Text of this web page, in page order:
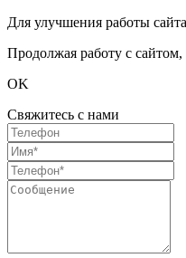
Для улучшения работы
Продолжая работу с
OK
Свяжитесь с нами